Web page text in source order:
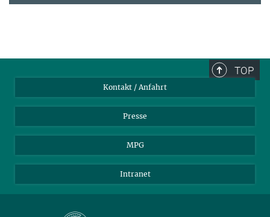
TOP
Kontakt / Anfahrt
Presse
MPG
Intranet